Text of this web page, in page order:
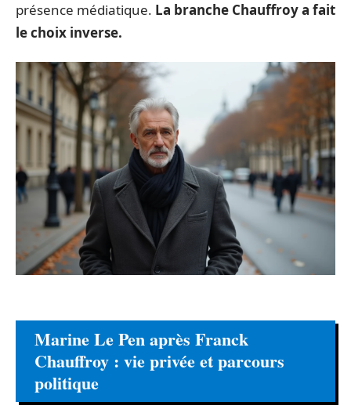
présence médiatique. La branche Chauffroy a fait
le choix inverse.
Marine Le Pen après Franck
Chauffroy : vie privée et parcours
politique